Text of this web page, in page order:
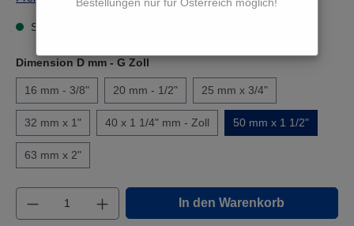
Sofort versandfertig, Lieferzeit 3 bis 5 Werktage
Dimension D mm - G Zoll
16 mm - 3/8" 20 mm - 1/2" 25 mm x 3/4"
32 mm x 1" 40 x 1 1/4" mm - Zoll 50 mm x 1 1/2"
63 mm x 2"
Produkt Anzahl: Gib den gewünschten
In den Warenkorb